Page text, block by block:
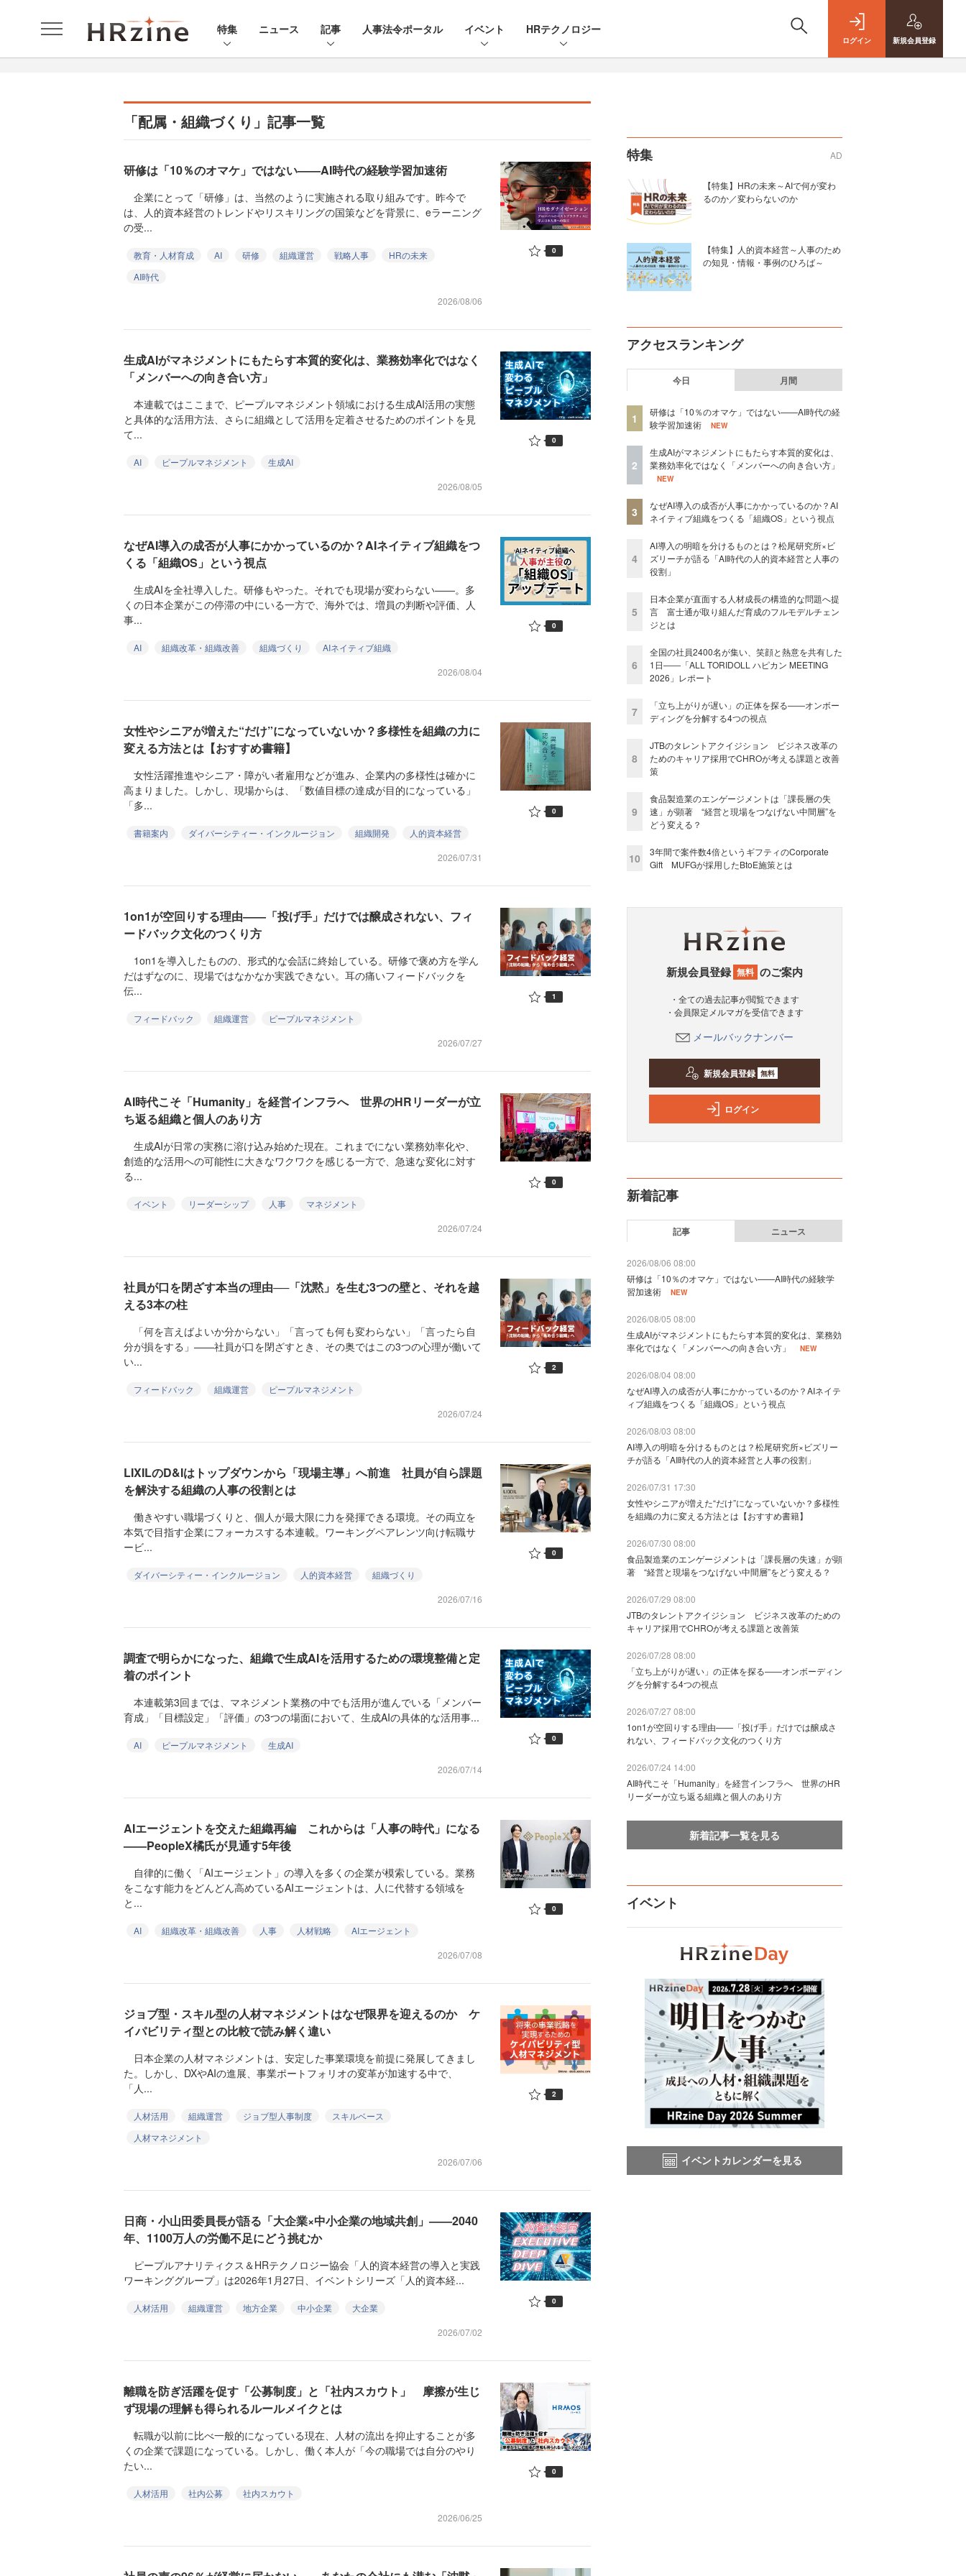
特集 ニュース 記事 人事法令ポータル イベント HRテクノロジー
ログイン 新規会員登録
「配属・組織づくり」記事一覧
研修は「10％のオマケ」ではない——AI時代の経験学習加速術
企業にとって「研修」は、当然のように実施される取り組みです。昨今で
は、人的資本経営のトレンドやリスキリングの国策などを背景に、eラーニング
の受...
教育・人材育成 AI 研修 組織運営 戦略人事
HRの未来
AI時代
2026/08/06
0
生成AIがマネジメントにもたらす本質的変化は、業務効率化ではなく
「メンバーへの向き合い方」
本連載ではここまで、ピープルマネジメント領域における生成AI活用の実態
と具体的な活用方法、さらに組織として活用を定着させるためのポイントを見
て...
AI ピープルマネジメント
生成AI
2026/08/05
0
なぜAI導入の成否が人事にかかっているのか？AIネイティブ組織をつ
くる「組織OS」という視点
生成AIを全社導入した。研修もやった。それでも現場が変わらない——。多
くの日本企業がこの停滞の中にいる一方で、海外では、増員の判断や評価、人
事...
AI 組織改革・組織改善 組織づくり
AIネイティブ組織
2026/08/04
0
女性やシニアが増えた“だけ”になっていないか？多様性を組織の力に
変える方法とは【おすすめ書籍】
女性活躍推進やシニア・障がい者雇用などが進み、企業内の多様性は確かに
高まりました。しかし、現場からは、「数値目標の達成が目的になっている」
「多...
書籍案内 ダイバーシティー・インクルージョン 組織開発
人的資本経営
2026/07/31
0
1on1が空回りする理由——「投げ手」だけでは醸成されない、フィ
ードバック文化のつくり方
1on1を導入したものの、形式的な会話に終始している。研修で褒め方を学ん
だはずなのに、現場ではなかなか実践できない。耳の痛いフィードバックを
伝...
フィードバック 組織運営
ピープルマネジメント
2026/07/27
1
AI時代こそ「Humanity」を経営インフラへ 世界のHRリーダーが立
ち返る組織と個人のあり方
生成AIが日常の実務に溶け込み始めた現在。これまでにない業務効率化や、
創造的な活用への可能性に大きなワクワクを感じる一方で、急速な変化に対す
る...
イベント リーダーシップ 人事
マネジメント
2026/07/24
0
社員が口を閉ざす本当の理由──「沈黙」を生む3つの壁と、それを越
える3本の柱
「何を言えばよいか分からない」「言っても何も変わらない」「言ったら自
分が損をする」——社員が口を閉ざすとき、その奥ではこの3つの心理が働いて
い...
フィードバック 組織運営
ピープルマネジメント
2026/07/24
2
LIXILのD&Iはトップダウンから「現場主導」へ前進 社員が自ら課題
を解決する組織の人事の役割とは
働きやすい職場づくりと、個人が最大限に力を発揮できる環境。その両立を
本気で目指す企業にフォーカスする本連載。ワーキングペアレンツ向け転職サ
ービ...
ダイバーシティー・インクルージョン 人的資本経営
組織づくり
2026/07/16
0
調査で明らかになった、組織で生成AIを活用するための環境整備と定
着のポイント
本連載第3回までは、マネジメント業務の中でも活用が進んでいる「メンバー
育成」「目標設定」「評価」の3つの場面において、生成AIの具体的な活用事...
AI ピープルマネジメント
生成AI
2026/07/14
0
AIエージェントを交えた組織再編 これからは「人事の時代」になる
——PeopleX橘氏が見通す5年後
自律的に働く「AIエージェント」の導入を多くの企業が模索している。業務
をこなす能力をどんどん高めているAIエージェントは、人に代替する領域を
と...
AI 組織改革・組織改善 人事 人材戦略
AIエージェント
2026/07/08
0
ジョブ型・スキル型の人材マネジメントはなぜ限界を迎えるのか ケ
イパビリティ型との比較で読み解く違い
日本企業の人材マネジメントは、安定した事業環境を前提に発展してきまし
た。しかし、DXやAIの進展、事業ポートフォリオの変革が加速する中で、
「人...
人材活用 組織運営 ジョブ型人事制度
スキルベース
人材マネジメント
2026/07/06
2
日商・小山田委員長が語る「大企業×中小企業の地域共創」——2040
年、1100万人の労働不足にどう挑むか
ピープルアナリティクス＆HRテクノロジー協会「人的資本経営の導入と実践
ワーキンググループ」は2026年1月27日、イベントシリーズ「人的資本経...
人材活用 組織運営 地方企業 中小企業
大企業
2026/07/02
0
離職を防ぎ活躍を促す「公募制度」と「社内スカウト」 摩擦が生じ
ず現場の理解も得られるルールメイクとは
転職が以前に比べ一般的になっている現在、人材の流出を抑止することが多
くの企業で課題になっている。しかし、働く本人が「今の職場では自分のやり
たい...
人材活用 社内公募
社内スカウト
2026/06/25
0
特集 AD
【特集】HRの未来～AIで何が変わ
るのか／変わらないのか
【特集】人的資本経営～人事のため
の知見・情報・事例のひろば～
アクセスランキング
今日 月間
1
研修は「10％のオマケ」ではない——AI時代の経
験学習加速術
NEW
2
生成AIがマネジメントにもたらす本質的変化は、
業務効率化ではなく「メンバーへの向き合い方」
NEW
3
なぜAI導入の成否が人事にかかっているのか？AI
ネイティブ組織をつくる「組織OS」という視点
4
AI導入の明暗を分けるものとは？松尾研究所×ビ
ズリーチが語る「AI時代の人的資本経営と人事の
役割」
5
日本企業が直面する人材成長の構造的な問題へ提
言 富士通が取り組んだ育成のフルモデルチェン
ジとは
6
全国の社員2400名が集い、笑顔と熱意を共有した
1日――「ALL TORIDOLL ハピカン MEETING
2026」レポート
7
「立ち上がりが遅い」の正体を探る——オンボー
ディングを分解する4つの視点
8
JTBのタレントアクイジション ビジネス改革の
ためのキャリア採用でCHROが考える課題と改善
策
9
食品製造業のエンゲージメントは「課長層の失
速」が顕著 “経営と現場をつなげない中間層”を
どう変える？
10
3年間で案件数4倍というギフティのCorporate
Gift MUFGが採用したBtoE施策とは
新規会員登録 無料 のご案内
・全ての過去記事が閲覧できます
・会員限定メルマガを受信できます
メールバックナンバー
新規会員登録 無料
ログイン
新着記事
記事 ニュース
2026/08/06 08:00
研修は「10％のオマケ」ではない——AI時代の経験学
習加速術
NEW
2026/08/05 08:00
生成AIがマネジメントにもたらす本質的変化は、業務効
率化ではなく「メンバーへの向き合い方」
NEW
2026/08/04 08:00
なぜAI導入の成否が人事にかかっているのか？AIネイテ
ィブ組織をつくる「組織OS」という視点
2026/08/03 08:00
AI導入の明暗を分けるものとは？松尾研究所×ビズリー
チが語る「AI時代の人的資本経営と人事の役割」
2026/07/31 17:30
女性やシニアが増えた“だけ”になっていないか？多様性
を組織の力に変える方法とは【おすすめ書籍】
2026/07/30 08:00
食品製造業のエンゲージメントは「課長層の失速」が顕
著 “経営と現場をつなげない中間層”をどう変える？
2026/07/29 08:00
JTBのタレントアクイジション ビジネス改革のための
キャリア採用でCHROが考える課題と改善策
2026/07/28 08:00
「立ち上がりが遅い」の正体を探る——オンボーディン
グを分解する4つの視点
2026/07/27 08:00
1on1が空回りする理由——「投げ手」だけでは醸成さ
れない、フィードバック文化のつくり方
2026/07/24 14:00
AI時代こそ「Humanity」を経営インフラへ 世界のHR
リーダーが立ち返る組織と個人のあり方
新着記事一覧を見る
イベント
イベントカレンダーを見る